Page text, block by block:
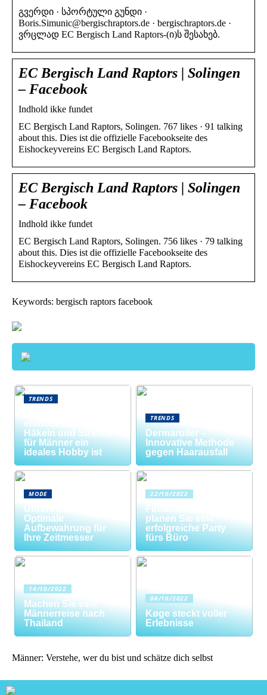
გვერდი · სპორტული გუნდი ·
Boris.Simunic@bergischraptors.de · bergischraptors.de ·
ვრცლად EC Bergisch Land Raptors-(ი)ს შესახებ.
EC Bergisch Land Raptors | Solingen
– Facebook
Indhold ikke fundet
EC Bergisch Land Raptors, Solingen. 767 likes · 91 talking
about this. Dies ist die offizielle Facebookseite des
Eishockeyvereins EC Bergisch Land Raptors.
EC Bergisch Land Raptors | Solingen
– Facebook
Indhold ikke fundet
EC Bergisch Land Raptors, Solingen. 756 likes · 79 talking
about this. Dies ist die offizielle Facebookseite des
Eishockeyvereins EC Bergisch Land Raptors.
Keywords: bergisch raptors facebook
TRENDS
entdecken: Warum
Häkeln und Stricken
für Männer ein
ideales Hobby ist
TRENDS
Dermaroller –
Innovative Methode
gegen Haarausfall
MODE
Uhrenrolle: Die
Optimale
Aufbewahrung für
Ihre Zeitmesser
22/10/2022
Firmenfeier? So
planen Sie eine
erfolgreiche Party
fürs Büro
14/10/2022
Machen Sie eine
Männerreise nach
Thailand
06/10/2022
Køge steckt voller
Erlebnisse
Männer: Verstehe, wer du bist und schätze dich selbst